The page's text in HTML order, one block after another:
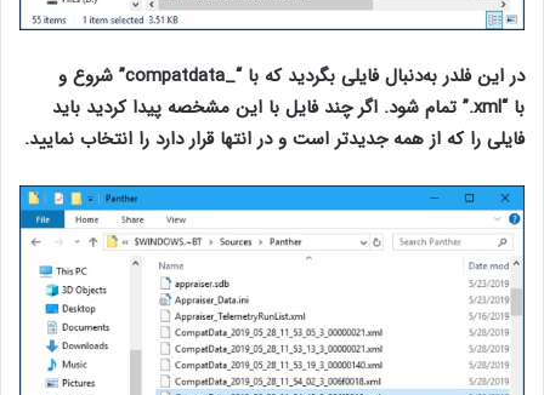
در این فلدر به‌دنبال فایلی بگردید که با“_
compatdata” شروع و
با“xml.”
تمام شود. اگر چند فایل با این مشخصه پیدا کردید باید
فایلی را که از همه جدیدتر است و در انتها قرار دارد را انتخاب نمایید.